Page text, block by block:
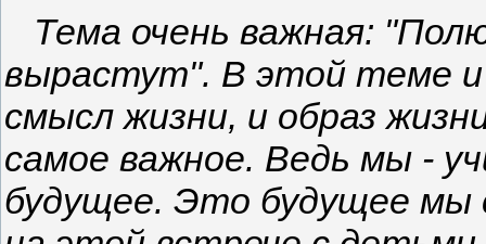
Тема очень важная:
вырастут". В этой теме
смысл жизни, и образ
самое важное. Ведь мы -
будущее. Это будущее мы